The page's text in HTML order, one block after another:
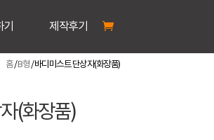
제작후기
홈/B형/ 바디미스트 단상자(화장품)
(화장품)